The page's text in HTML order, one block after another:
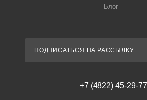
Блог
ПОДПИСАТЬСЯ НА РАССЫЛКУ
+7 (4822) 45-29-77